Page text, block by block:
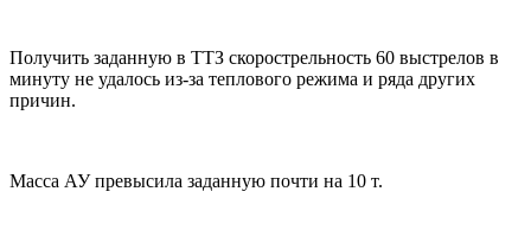
Получить заданную в ТТЗ скорострельность 60 выстрелов в
минуту не удалось из-за теплового режима и ряда других
причин.
Масса АУ превысила заданную почти на 10 т.